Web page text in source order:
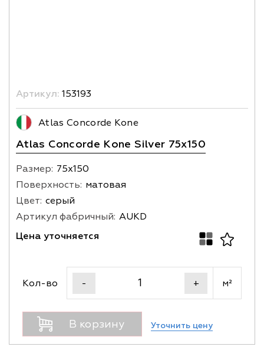
Артикул: 153193
Atlas Concorde Kone
Atlas Concorde Kone Silver 75x150
Размер: 75х150
Поверхность: матовая
Цвет: серый
Артикул фабричный: AUKD
Цена уточняется
Кол-во - + м²
В корзину Уточнить цену